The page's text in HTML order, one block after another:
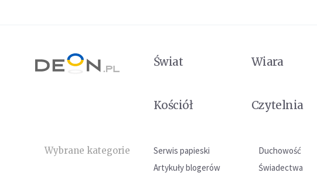
Świat Wiara
Kościół
Czytelnia
Wybrane kategorie Serwis papieski Duchowość
Artykuły blogerów
Świadectwa